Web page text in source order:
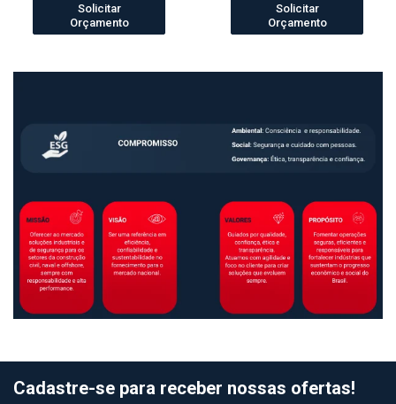
Solicitar
Orçamento
Solicitar
Orçamento
Cadastre-se para receber nossas ofertas!